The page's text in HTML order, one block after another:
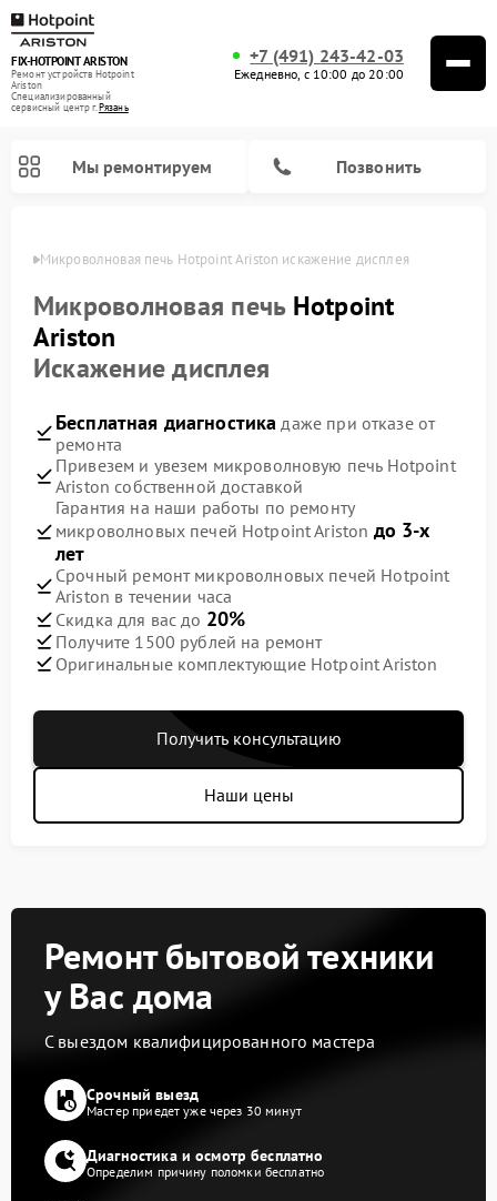
FIX-HOTPOINT ARISTON
Ремонт устройств Hotpoint
Ariston
Специализированный
cервисный центр г.Рязань
+7 (491) 243-42-03
Ежедневно, с 10:00 до 20:00
Мы ремонтируем Позвонить
Микроволновая печь Hotpoint Ariston искажение дисплея
Микроволновая печь Hotpoint
Ariston
Искажение дисплея
Бесплатная диагностика даже при отказе от
ремонта
Привезем и увезем микроволновую печь Hotpoint
Ariston собственной доставкой
Гарантия на наши работы по ремонту
микроволновых печей Hotpoint Ariston до 3-х
лет
Срочный ремонт микроволновых печей Hotpoint
Ariston в течении часа
Скидка для вас до 20%
Получите 1500 рублей на ремонт
Оригинальные комплектующие Hotpoint Ariston
Получить консультацию
Наши цены
Ремонт бытовой техники
у Вас дома
С выездом квалифицированного мастера
Срочный выезд
Мастер приедет уже через 30 минут
Диагностика и осмотр бесплатно
Определим причину поломки бесплатно